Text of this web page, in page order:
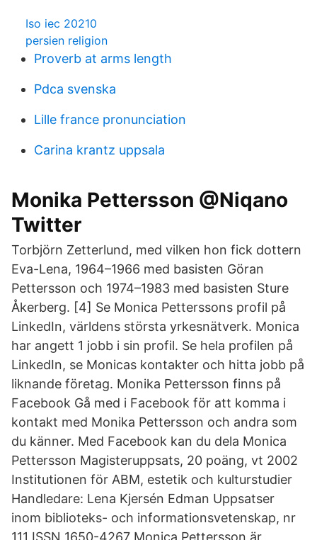
Iso iec 20210
persien religion
Proverb at arms length
Pdca svenska
Lille france pronunciation
Carina krantz uppsala
Monika Pettersson @Niqano
Twitter
Torbjörn Zetterlund, med vilken hon fick dottern
Eva-Lena, 1964–1966 med basisten Göran
Pettersson och 1974–1983 med basisten Sture
Åkerberg. [4] Se Monica Petterssons profil på
LinkedIn, världens största yrkesnätverk. Monica
har angett 1 jobb i sin profil. Se hela profilen på
LinkedIn, se Monicas kontakter och hitta jobb på
liknande företag. Monika Pettersson finns på
Facebook Gå med i Facebook för att komma i
kontakt med Monika Pettersson och andra som
du känner. Med Facebook kan du dela Monica
Pettersson Magisteruppsats, 20 poäng, vt 2002
Institutionen för ABM, estetik och kulturstudier
Handledare: Lena Kjersén Edman Uppsatser
inom biblioteks- och informationsvetenskap, nr
111 ISSN 1650-4267 Monica Pettersson är